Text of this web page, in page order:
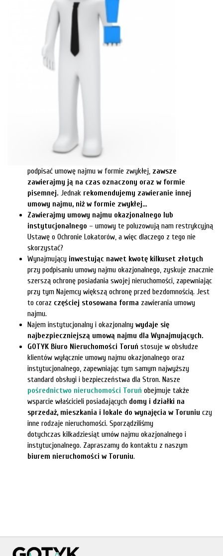
podpisać umowę najmu w formie zwykłej, zawsze
zawierajmy ją na czas oznaczony oraz w formie
pisemnej. Jednak rekomendujemy zawieranie innej
umowy najmu, niż w formie zwykłej…
Zawierajmy umowy najmu okazjonalnego lub
instytucjonalnego – umowy te poluzowują nam restrykcyjną
Ustawę o Ochronie Lokatorów, a więc dlaczego z tego nie
skorzystać?
Wynajmujący inwestując nawet kwotę kilkuset złotych
przy podpisaniu umowy najmu okazjonalnego, zyskuje znacznie
szerszą ochronę posiadania swojej nieruchomości, zapewniając
przy tym Najemcy większą ochronę przed bezdomnością. Jest
to coraz częściej stosowana forma zawierania umowy
najmu.
Najem instytucjonalny i okazjonalny wydaje się
najbezpieczniejszą umową najmu dla Wynajmujących.
GOTYK Biuro Nieruchomości Toruń stosuje w obsłudze
klientów wyłącznie umowy najmu okazjonalnego oraz
instytucjonalnego, zapewniając tym samym najwyższy
standard obsługi i bezpieczeństwa dla Stron. Nasze
pośrednictwo nieruchomości Toruń obejmuje także
wsparcie właścicieli posiadających domy i działki na
sprzedaż, mieszkania i lokale do wynajęcia w Toruniu czy
inne rodzaje nieruchomości. Sporządziliśmy
dotychczas kilkadziesiąt umów najmu okazjonalnego i
instytucjonalnego. Zapraszamy do kontaktu z naszym
biurem nieruchomości w Toruniu.